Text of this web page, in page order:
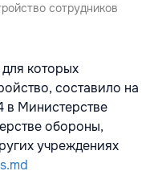
сотрудников
которых
составило на
в Министерстве
обороны,
учреждениях